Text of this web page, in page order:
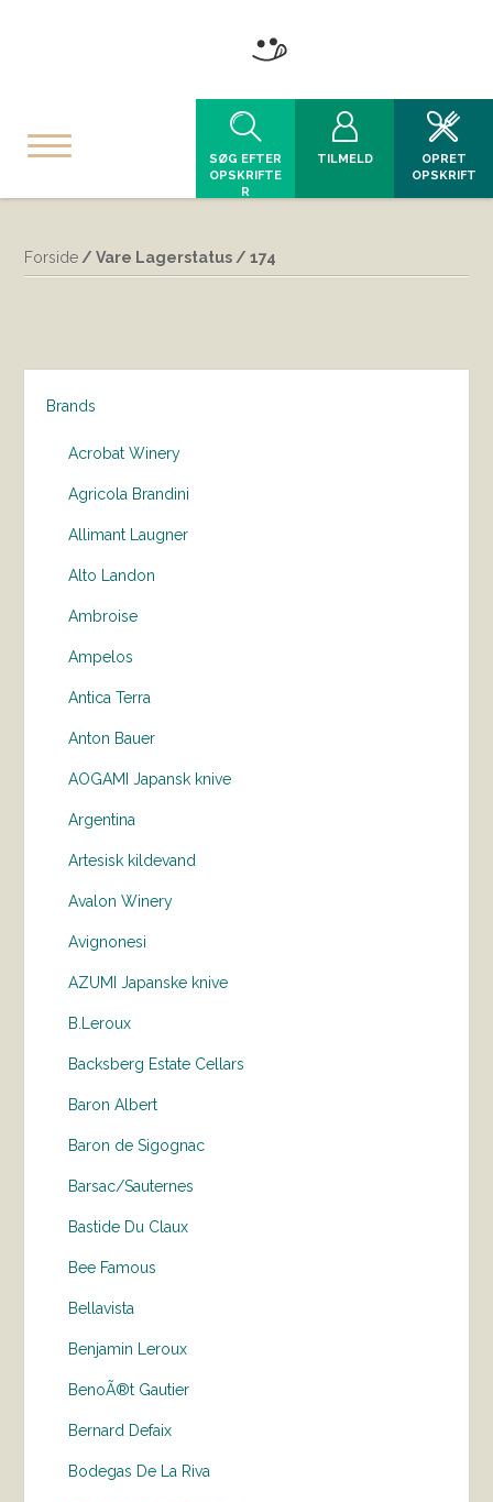
SØG EFTER
OPSKRIFTE
R
TILMELD
OPRET
OPSKRIFT
Forside / Vare Lagerstatus / 174
Brands
Acrobat Winery
Agricola Brandini
Allimant Laugner
Alto Landon
Ambroise
Ampelos
Antica Terra
Anton Bauer
AOGAMI Japansk knive
Argentina
Artesisk kildevand
Avalon Winery
Avignonesi
AZUMI Japanske knive
B.Leroux
Backsberg Estate Cellars
Baron Albert
Baron de Sigognac
Barsac/Sauternes
Bastide Du Claux
Bee Famous
Bellavista
Benjamin Leroux
BenoÃ®t Gautier
Bernard Defaix
Bodegas De La Riva